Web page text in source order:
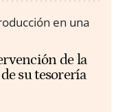
de la
su tesorería